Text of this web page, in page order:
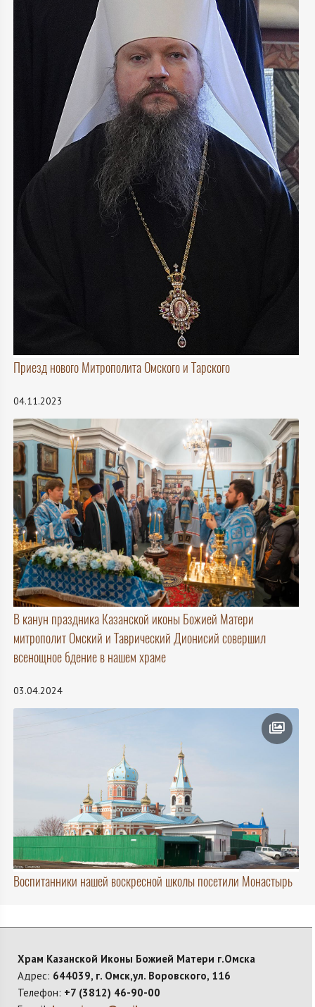
Приезд нового Митрополита Омского и Тарского
04.11.2023
В канун праздника Казанской иконы Божией Матери
митрополит Омский и Таврический Дионисий совершил
всенощное бдение в нашем храме
03.04.2024
Воспитанники нашей воскресной школы посетили Монастырь
Храм Казанской Иконы Божией Матери г.Омска
Адрес: 644039, г. Омск,ул. Воровского, 116
Телефон: +7 (3812) 46-90-00